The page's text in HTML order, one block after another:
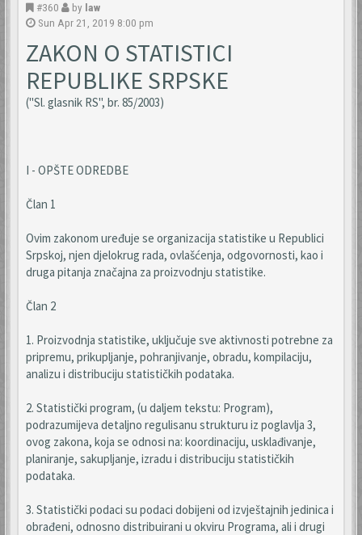
#360 by law
Sun Apr 21, 2019 8:00 pm
ZAKON O STATISTICI
REPUBLIKE SRPSKE
("Sl. glasnik RS", br. 85/2003)
I - OPŠTE ODREDBE
Član 1
Ovim zakonom uređuje se organizacija statistike u Republici
Srpskoj, njen djelokrug rada, ovlašćenja, odgovornosti, kao i
druga pitanja značajna za proizvodnju statistike.
Član 2
1. Proizvodnja statistike, uključuje sve aktivnosti potrebne za
pripremu, prikupljanje, pohranjivanje, obradu, kompilaciju,
analizu i distribuciju statističkih podataka.
2. Statistički program, (u daljem tekstu: Program),
podrazumijeva detaljno regulisanu strukturu iz poglavlja 3,
ovog zakona, koja se odnosi na: koordinaciju, usklađivanje,
planiranje, sakupljanje, izradu i distribuciju statističkih
podataka.
3. Statistički podaci su podaci dobijeni od izvještajnih jedinica i
obrađeni, odnosno distribuirani u okviru Programa, ali i drugi